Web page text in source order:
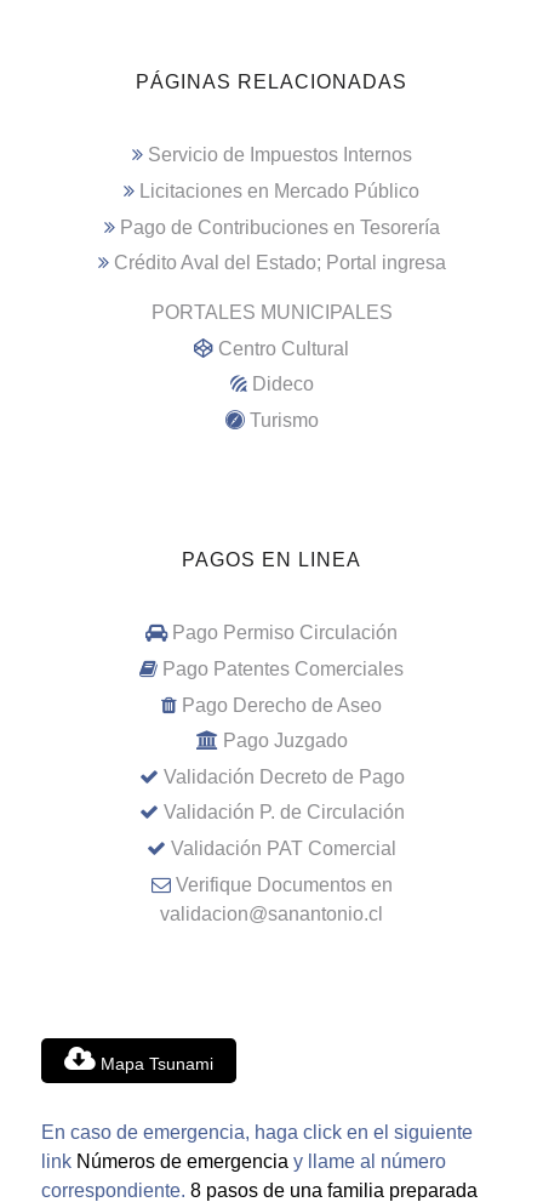
PÁGINAS RELACIONADAS
Servicio de Impuestos Internos
Licitaciones en Mercado Público
Pago de Contribuciones en Tesorería
Crédito Aval del Estado; Portal ingresa
PORTALES MUNICIPALES
Centro Cultural
Dideco
Turismo
PAGOS EN LINEA
Pago Permiso Circulación
Pago Patentes Comerciales
Pago Derecho de Aseo
Pago Juzgado
Validación Decreto de Pago
Validación P. de Circulación
Validación PAT Comercial
Verifique Documentos en
validacion@sanantonio.cl
Mapa Tsunami
En caso de emergencia, haga click en el siguiente
link Números de emergencia y llame al número
correspondiente. 8 pasos de una familia preparada